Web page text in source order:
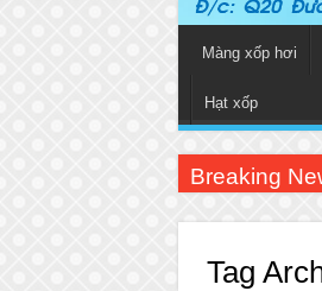
Màng xốp hơi
Hạt xốp
Breaking
Tag